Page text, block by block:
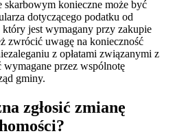
skarbowym konieczne może być
dotyczącego podatku od
jest wymagany przy zakupie
zwrócić uwagę na konieczność
z opłatami związanymi z
przez wspólnotę
gminy.
zgłosić zmianę